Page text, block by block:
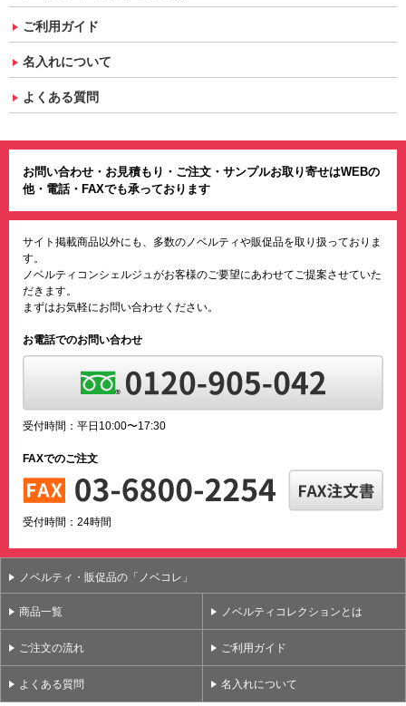
ご利用ガイド
名入れについて
よくある質問
お問い合わせ・お見積もり・ご注文・サンプルお取り寄せはWEBの
他・電話・FAXでも承っております
サイト掲載商品以外にも、多数のノベルティや販促品を取り扱っておりま
す。
ノベルティコンシェルジュがお客様のご要望にあわせてご提案させていた
だきます。
まずはお気軽にお問い合わせください。
お電話でのお問い合わせ
受付時間：平日10:00〜17:30
FAXでのご注文
受付時間：24時間
ノベルティ・販促品の「ノベコレ」
商品一覧 ノベルティコレクションとは
ご注文の流れ ご利用ガイド
よくある質問 名入れについて